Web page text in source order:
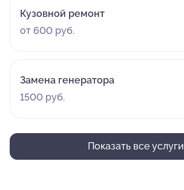
Кузовной ремонт
от 600 руб.
Замена генератора
1500 руб.
Показать все услуги